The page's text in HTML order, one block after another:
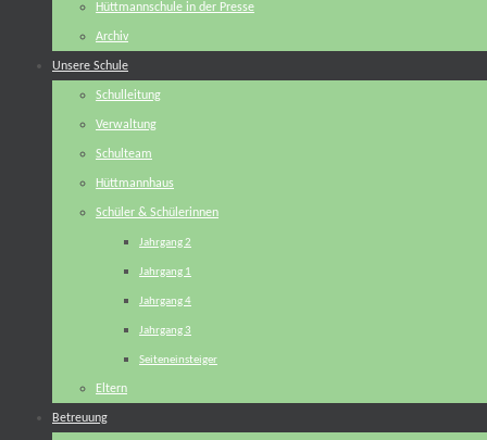
Hüttmannschule in der Presse
Archiv
Unsere Schule
Schulleitung
Verwaltung
Schulteam
Hüttmannhaus
Schüler & Schülerinnen
Jahrgang 2
Jahrgang 1
Jahrgang 4
Jahrgang 3
Seiteneinsteiger
Eltern
Betreuung